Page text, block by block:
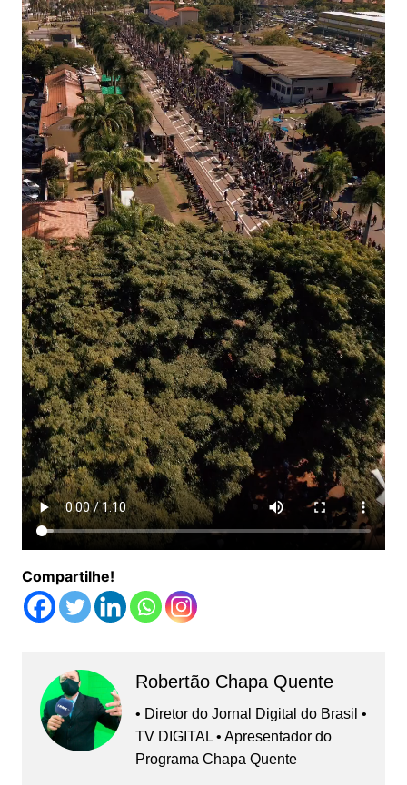
Compartilhe!
Robertão Chapa Quente
• Diretor do Jornal Digital do Brasil •
TV DIGITAL • Apresentador do
Programa Chapa Quente